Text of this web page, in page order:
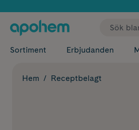
Sortiment Erbjudanden
Hem Receptbelagt